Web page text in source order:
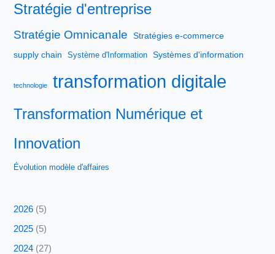
Stratégie d'entreprise
Stratégie Omnicanale
Stratégies e-commerce
supply chain
Système d'Information Systèmes d'information
technologie transformation digitale
Transformation Numérique et
Innovation
Évolution modèle d'affaires
2026 (5)
2025 (5)
2024 (27)